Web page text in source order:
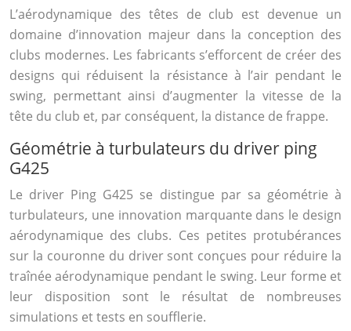
L’aérodynamique des têtes de club est devenue un
domaine d’innovation majeur dans la conception des
clubs modernes. Les fabricants s’efforcent de créer des
designs qui réduisent la résistance à l’air pendant le
swing, permettant ainsi d’augmenter la vitesse de la
tête du club et, par conséquent, la distance de frappe.
Géométrie à turbulateurs du driver ping
G425
Le driver Ping G425 se distingue par sa géométrie à
turbulateurs, une innovation marquante dans le design
aérodynamique des clubs. Ces petites protubérances
sur la couronne du driver sont conçues pour réduire la
traînée aérodynamique pendant le swing. Leur forme et
leur disposition sont le résultat de nombreuses
simulations et tests en soufflerie.